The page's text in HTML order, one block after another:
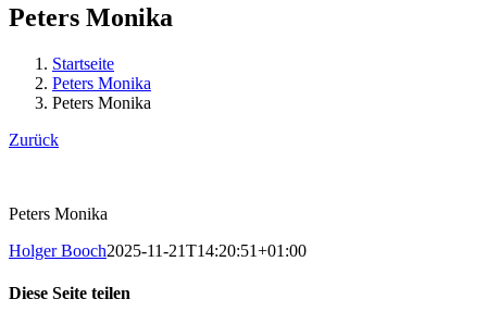
Peters Monika
Startseite
Peters Monika
Peters Monika
Zurück
Peters Monika
Holger Booch2025-11-21T14:20:51+01:00
Diese Seite teilen